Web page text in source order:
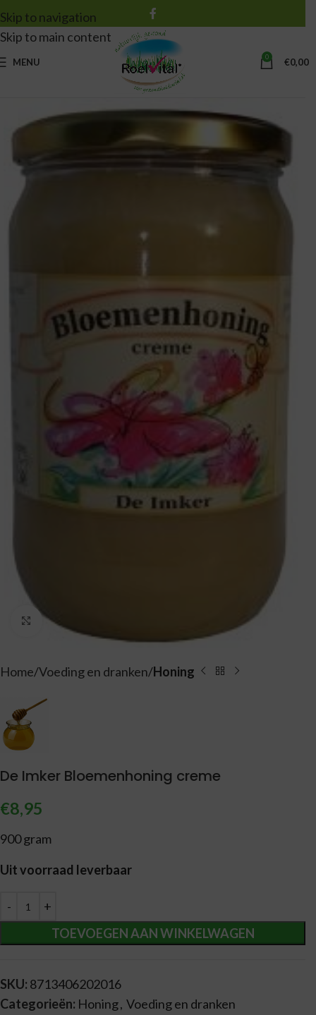
Skip to navigation
Skip to main content
MENU 0 €0,00
Vergroten
Home Voeding en dranken Honing
De Imker Bloemenhoning creme
€8,95
900 gram
Uit voorraad leverbaar
TOEVOEGEN AAN WINKELWAGEN
Alternative:
SKU: 8713406202016
Categorieën: Honing, Voeding en dranken